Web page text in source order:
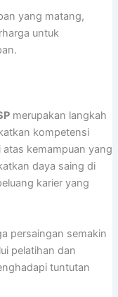
yang matang,
untuk
merupakan langkah
kompetensi
kemampuan yang
daya saing di
karier yang
persaingan semakin
pelatihan dan
tuntutan